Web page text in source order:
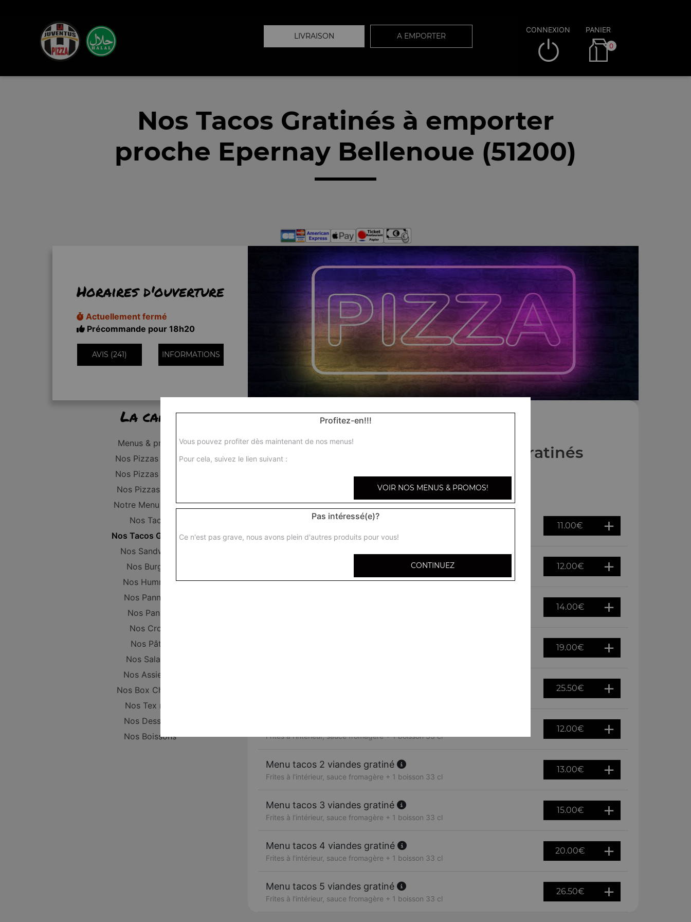
LIVRAISON A EMPORTER
CONNEXION PANIER
0
Nos Tacos Gratinés à emporter
proche Epernay Bellenoue (51200)
Horaires d'ouverture
Actuellement fermé
Précommande pour 18h20
AVIS (241) INFORMATIONS
La carte
Menus & promos
Nos Pizzas Junior
Nos Pizzas Senior
Nos Pizzas Méga
Notre Menu Enfant
Nos Tacos
Nos Tacos Gratinés
Nos Sandwichs
Nos Burgers
Nos Hummers
Nos Pannizza
Nos Paninis
Nos Croqs
Nos Pâtes
Nos Salades
Nos Assiettes
Nos Box Chicken
Nos Tex mex
Nos Desserts
Nos Boissons
Nos Tacos Gratinés
Tacos 1 viande gratiné
Frites à l'intérieur, sauce fromagère
11.00€
12.00€
14.00€
19.00€
25.50€
Frites à l'intérieur, sauce fromagère + 1 boisson 33 cl
12.00€
Menu tacos 2 viandes gratiné
Frites à l'intérieur, sauce fromagère + 1 boisson 33 cl
13.00€
Menu tacos 3 viandes gratiné
Frites à l'intérieur, sauce fromagère + 1 boisson 33 cl
15.00€
Menu tacos 4 viandes gratiné
Frites à l'intérieur, sauce fromagère + 1 boisson 33 cl
20.00€
Menu tacos 5 viandes gratiné
Frites à l'intérieur, sauce fromagère + 1 boisson 33 cl
26.50€
Profitez-en!!!
Vous pouvez profiter dès maintenant de nos menus!
Pour cela, suivez le lien suivant :
VOIR NOS MENUS & PROMOS!
Pas intéressé(e)?
Ce n'est pas grave, nous avons plein d'autres produits pour vous!
CONTINUEZ